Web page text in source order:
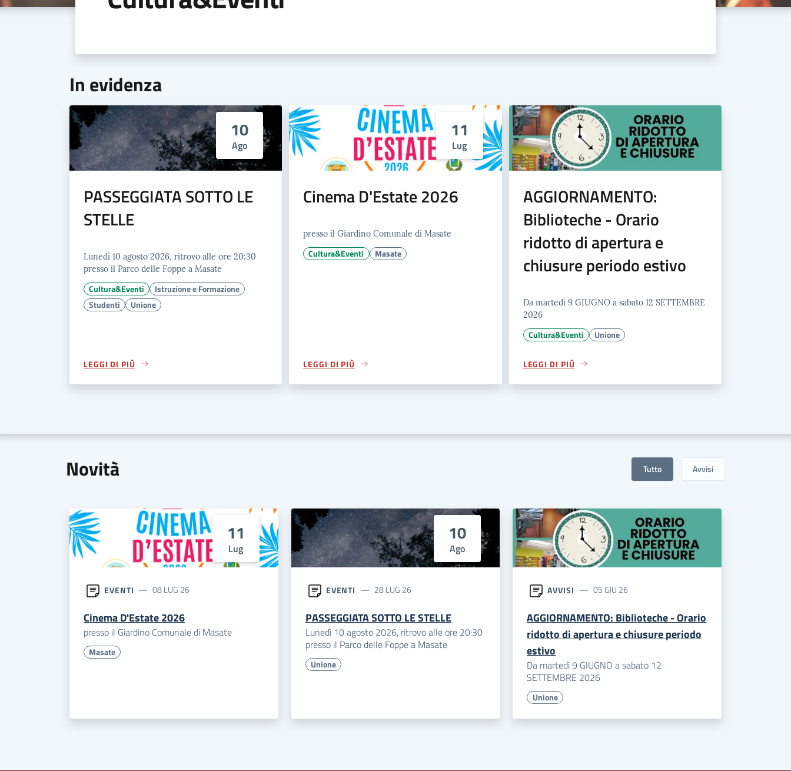
In evidenza
10
Ago
PASSEGGIATA SOTTO LE
STELLE
Lunedì 10 agosto 2026, ritrovo alle ore 20:30
presso il Parco delle Foppe a Masate
Cultura&Eventi
Istruzione e Formazione
Studenti
Unione
LEGGI DI PIÙ
11
Lug
Cinema D'Estate 2026
presso il Giardino Comunale di Masate
Cultura&Eventi Masate
LEGGI DI PIÙ
AGGIORNAMENTO:
Biblioteche - Orario
ridotto di apertura e
chiusure periodo estivo
Da martedì 9 GIUGNO a sabato 12 SETTEMBRE
2026
Cultura&Eventi Unione
LEGGI DI PIÙ
Novità Tutto Avvisi
11
Lug
EVENTI 08 LUG 26
Cinema D'Estate 2026
presso il Giardino Comunale di Masate
Masate
10
Ago
EVENTI 28 LUG 26
PASSEGGIATA SOTTO LE STELLE
Lunedì 10 agosto 2026, ritrovo alle ore 20:30
presso il Parco delle Foppe a Masate
Unione
AVVISI 05 GIU 26
AGGIORNAMENTO: Biblioteche - Orario
ridotto di apertura e chiusure periodo
estivo
Da martedì 9 GIUGNO a sabato 12
SETTEMBRE 2026
Unione